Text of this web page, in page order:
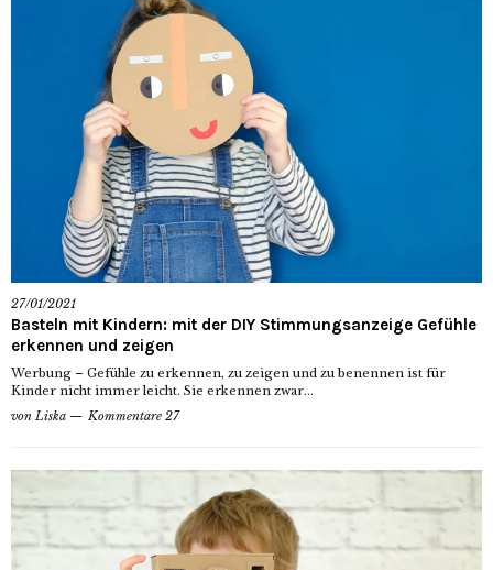
27/01/2021
Basteln mit Kindern: mit der DIY Stimmungsanzeige Gefühle
erkennen und zeigen
Werbung – Gefühle zu erkennen, zu zeigen und zu benennen ist für
Kinder nicht immer leicht. Sie erkennen zwar...
von Liska Kommentare 27